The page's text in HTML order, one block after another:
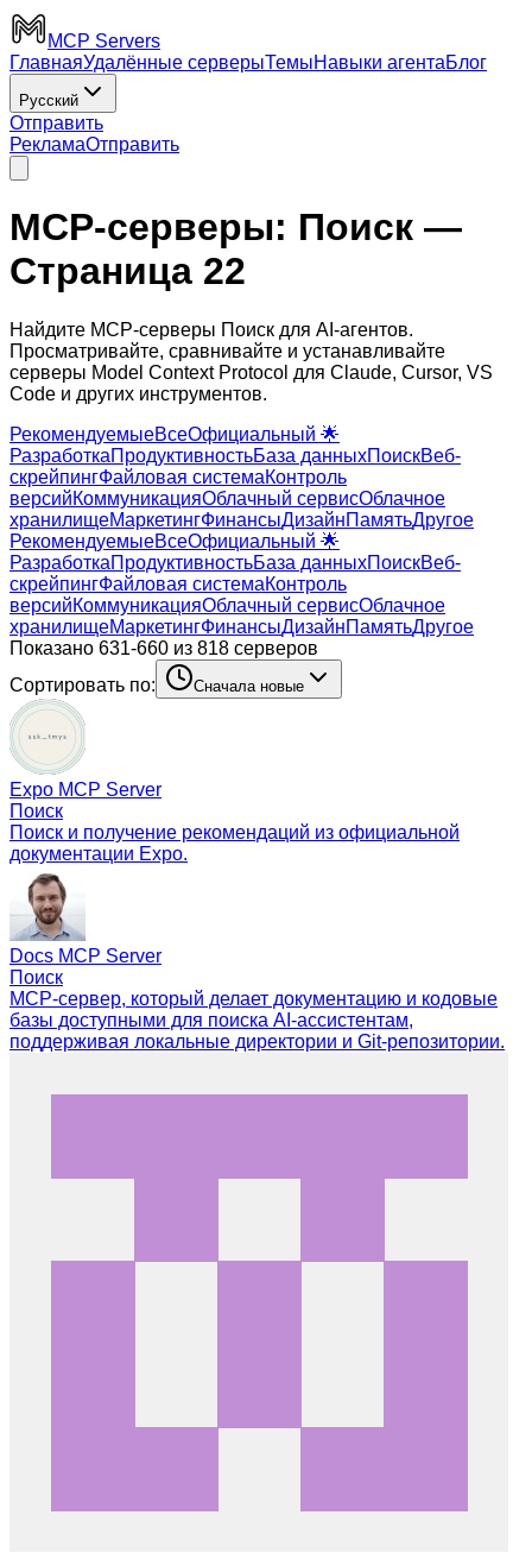
MCP Servers
ГлавнаяУдалённые серверыТемыНавыки агентаБлог
Русский
Отправить
РекламаОтправить
MCP-серверы: Поиск —
Страница 22
Найдите MCP-серверы Поиск для AI-агентов.
Просматривайте, сравнивайте и устанавливайте
серверы Model Context Protocol для Claude, Cursor, VS
Code и других инструментов.
РекомендуемыеВсеОфициальный 🌟
РазработкаПродуктивностьБаза данныхПоискВеб-
скрейпингФайловая системаКонтроль
версийКоммуникацияОблачный сервисОблачное
хранилищеМаркетингФинансыДизайнПамятьДругое
РекомендуемыеВсеОфициальный 🌟
РазработкаПродуктивностьБаза данныхПоискВеб-
скрейпингФайловая системаКонтроль
версийКоммуникацияОблачный сервисОблачное
хранилищеМаркетингФинансыДизайнПамятьДругое
Показано 631-660 из 818 серверов
Сортировать по:
Сначала новые
Expo MCP Server
Поиск
Поиск и получение рекомендаций из официальной
документации Expo.
Docs MCP Server
Поиск
MCP-сервер, который делает документацию и кодовые
базы доступными для поиска AI-ассистентам,
поддерживая локальные директории и Git-репозитории.